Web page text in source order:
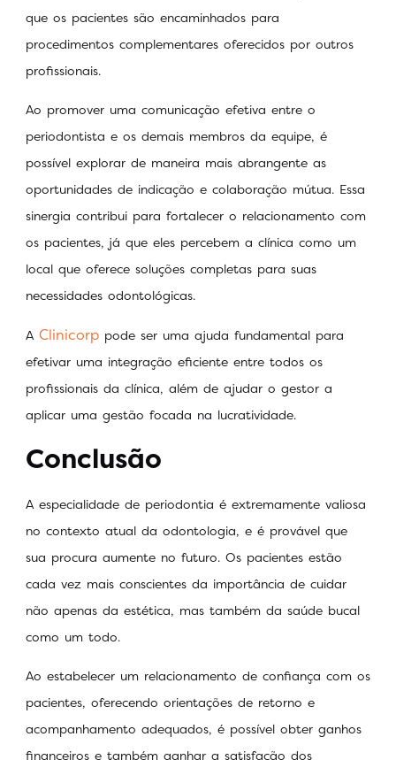
que os pacientes são encaminhados para
procedimentos complementares oferecidos por outros
profissionais.
Ao promover uma comunicação efetiva entre o
periodontista e os demais membros da equipe, é
possível explorar de maneira mais abrangente as
oportunidades de indicação e colaboração mútua. Essa
sinergia contribui para fortalecer o relacionamento com
os pacientes, já que eles percebem a clínica como um
local que oferece soluções completas para suas
necessidades odontológicas.
A Clinicorp pode ser uma ajuda fundamental para
efetivar uma integração eficiente entre todos os
profissionais da clínica, além de ajudar o gestor a
aplicar uma gestão focada na lucratividade.
Conclusão
A especialidade de periodontia é extremamente valiosa
no contexto atual da odontologia, e é provável que
sua procura aumente no futuro. Os pacientes estão
cada vez mais conscientes da importância de cuidar
não apenas da estética, mas também da saúde bucal
como um todo.
Ao estabelecer um relacionamento de confiança com os
pacientes, oferecendo orientações de retorno e
acompanhamento adequados, é possível obter ganhos
financeiros e também ganhar a satisfação dos